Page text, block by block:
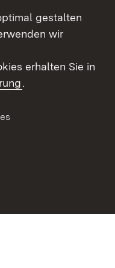
zur
gestalten
wir
erhalten Sie in
.